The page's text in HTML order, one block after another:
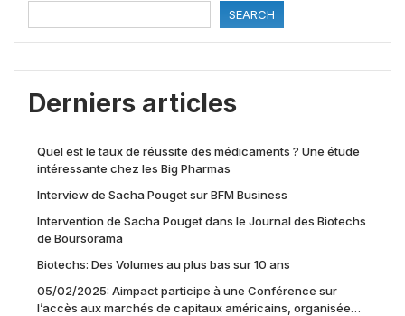
SEARCH
Derniers articles
Quel est le taux de réussite des médicaments ? Une étude
intéressante chez les Big Pharmas
Interview de Sacha Pouget sur BFM Business
Intervention de Sacha Pouget dans le Journal des Biotechs
de Boursorama
Biotechs: Des Volumes au plus bas sur 10 ans
05/02/2025: Aimpact participe à une Conférence sur
l’accès aux marchés de capitaux américains, organisée